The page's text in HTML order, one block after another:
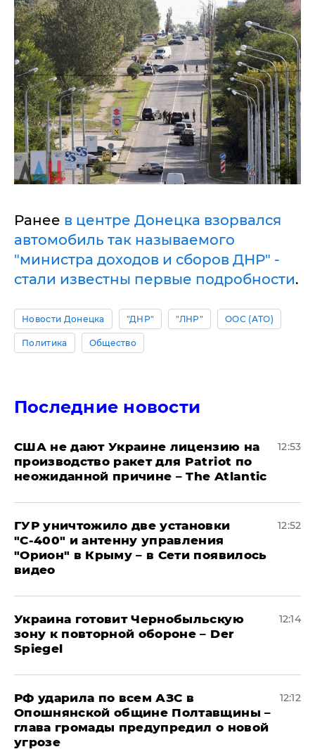
Ранее в центре Донецка взорвался
автомобиль так называемого
"министра доходов и сборов ДНР" -
стали известны первые подробности.
Новости Донецка "ДНР" "ЛНР" ООС (АТО)
Политика Общество
Последние новости
США не дают Украине лицензию на
производство ракет для Patriot по
неожиданной причине – The Atlantic
12:53
ГУР уничтожило две установки
"С‑400" и антенну управления
"Орион" в Крыму – в Сети появилось
видео
12:52
Украина готовит Чернобыльскую
зону к повторной обороне – Der
Spiegel
12:14
РФ ударила по всем АЗС в
Опошнянской общине Полтавщины –
глава громады предупредил о новой
угрозе
12:12